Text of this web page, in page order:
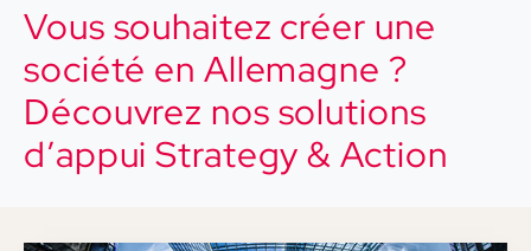
Vous souhaitez créer une
société en Allemagne ?
Découvrez nos solutions
d’appui Strategy & Action